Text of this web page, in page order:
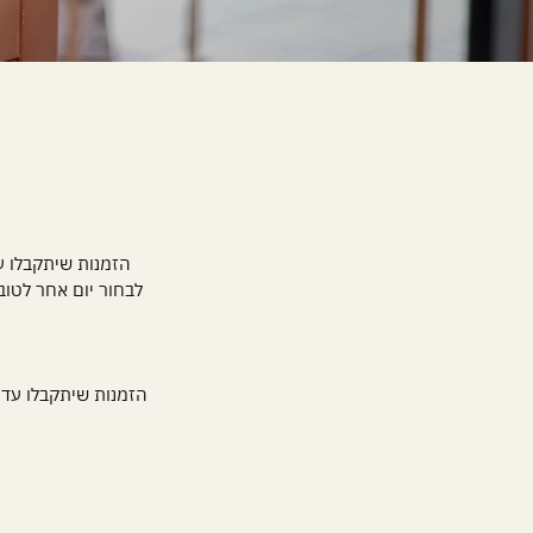
לבחור יום אחר
הזמנות שיתקבלו עד יום חמישי בשעה 22:00 ניתן יהיה